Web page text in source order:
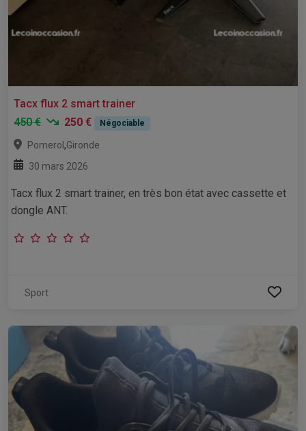
Tacx flux 2 smart trainer
450 €
250 € Négociable
Pomerol,Gironde
30 mars 2026
Tacx flux 2 smart trainer, en très bon état avec cassette et
dongle ANT.
Sport